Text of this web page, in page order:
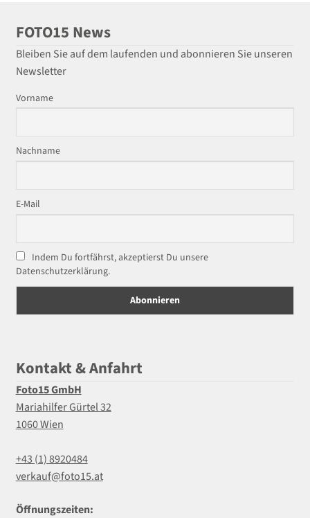
FOTO15 News
Bleiben Sie auf dem laufenden und abonnieren Sie unseren
Newsletter
Vorname
Nachname
E-Mail
Indem Du fortfährst, akzeptierst Du unsere
Datenschutzerklärung.
Kontakt & Anfahrt
Foto15 GmbH
Mariahilfer Gürtel 32
1060 Wien
+43 (1) 8920484
verkauf@foto15.at
Öffnungszeiten: